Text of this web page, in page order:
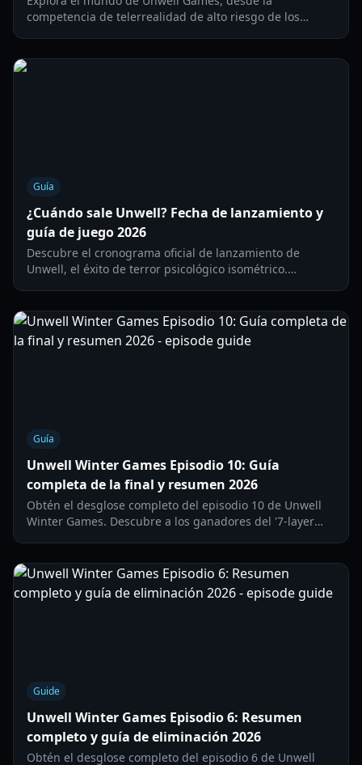
competencia de telerrealidad de alto riesgo de los
Guía
¿Cuándo sale Unwell? Fecha de lanzamiento y
guía de juego 2026
Descubre el cronograma oficial de lanzamiento de
Unwell, el éxito de terror psicológico isométrico.
Guía
Unwell Winter Games Episodio 10: Guía
completa de la final y resumen 2026
Obtén el desglose completo del episodio 10 de Unwell
Winter Games. Descubre a los ganadores del '7-layer
Guide
Unwell Winter Games Episodio 6: Resumen
completo y guía de eliminación 2026
Obtén el desglose completo del episodio 6 de Unwell